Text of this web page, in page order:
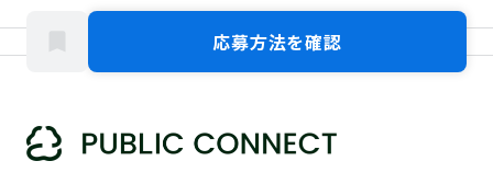
応募方法を確認